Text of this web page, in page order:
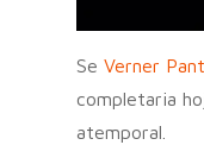
Se Verner
completaria
atemporal.